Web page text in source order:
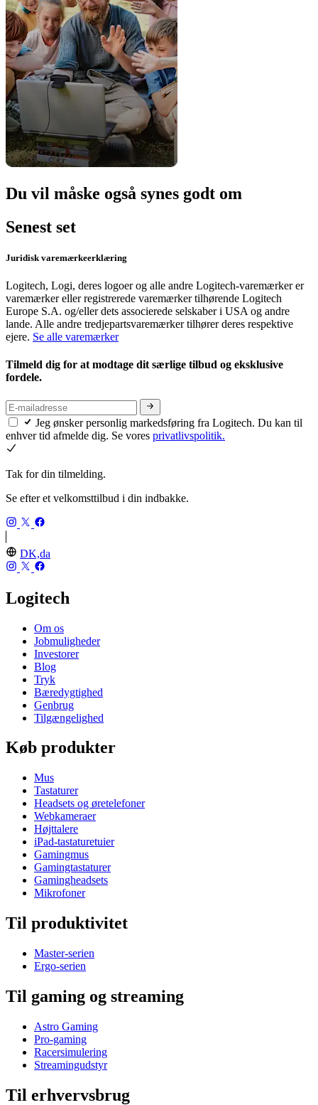
Du vil måske også synes godt om
Senest set
Juridisk varemærkeerklæring
Logitech, Logi, deres logoer og alle andre Logitech-varemærker er
varemærker eller registrerede varemærker tilhørende Logitech
Europe S.A. og/eller dets associerede selskaber i USA og andre
lande. Alle andre tredjepartsvaremærker tilhører deres respektive
ejere. Se alle varemærker
Tilmeld dig for at modtage dit særlige tilbud og eksklusive
fordele.
Jeg ønsker personlig markedsføring fra Logitech. Du kan til
enhver tid afmelde dig. Se vores privatlivspolitik.
Tak for din tilmelding.
Se efter et velkomsttilbud i din indbakke.
DK,da
Logitech
Om os
Jobmuligheder
Investorer
Blog
Tryk
Bæredygtighed
Genbrug
Tilgængelighed
Køb produkter
Mus
Tastaturer
Headsets og øretelefoner
Webkameraer
Højttalere
iPad-tastaturetuier
Gamingmus
Gamingtastaturer
Gamingheadsets
Mikrofoner
Til produktivitet
Master-serien
Ergo-serien
Til gaming og streaming
Astro Gaming
Pro-gaming
Racersimulering
Streamingudstyr
Til erhvervsbrug